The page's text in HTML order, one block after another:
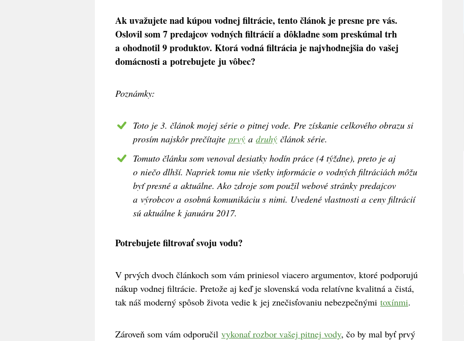
Ak uvažujete nad kúpou vodnej filtrácie, tento článok je presne pre vás.
Oslovil som 7 predajcov vodných filtrácií a dôkladne som preskúmal trh
a ohodnotil 9 produktov. Ktorá vodná filtrácia je najvhodnejšia do vašej
domácnosti a potrebujete ju vôbec?
Poznámky:
Toto je 3. článok mojej série o pitnej vode. Pre získanie celkového obrazu si
prosím najskôr prečítajte prvý a druhý článok série.
Tomuto článku som venoval desiatky hodín práce (4 týždne), preto je aj
o niečo dlhší. Napriek tomu nie všetky informácie o vodných filtráciách môžu
byť presné a aktuálne. Ako zdroje som použil webové stránky predajcov
a výrobcov a osobnú komunikáciu s nimi. Uvedené vlastnosti a ceny filtrácií
sú aktuálne k januáru 2017.
Potrebujete filtrovať svoju vodu?
V prvých dvoch článkoch som vám priniesol viacero argumentov, ktoré podporujú
nákup vodnej filtrácie. Pretože aj keď je slovenská voda relatívne kvalitná a čistá,
tak náš moderný spôsob života vedie k jej znečisťovaniu nebezpečnými toxínmi.
Zároveň som vám odporučil vykonať rozbor vašej pitnej vody, čo by mal byť prvý